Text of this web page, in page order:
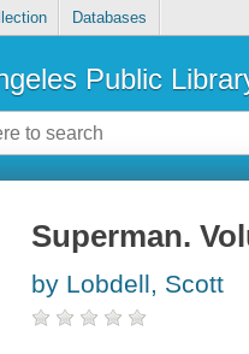
Databases
Public
Superman.
by Lobdell, Scott